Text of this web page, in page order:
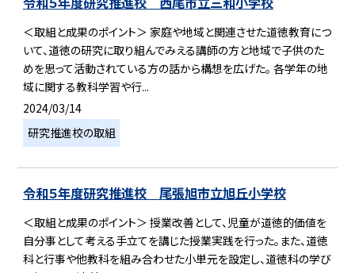
＜取組と成果のポイント＞ 家庭や地域と関連させた道徳教育につ
いて、道徳の研究に取り組んでみえる講師の方と地域で子供のた
めを思って活動されている方の話から構想を広げた。 各学年の地
域に関する教科学習や行...
2024/03/14
研究推進校の取組
令和５年度研究推進校 尾張旭市立旭丘小学校
＜取組と成果のポイント＞ 授業改善として、児童が道徳的価値を
自分事として考える手立てを講じた授業実践を行った。また、道徳
科と行事や他教科を組み合わせた小単元を設定し、道徳科の学び